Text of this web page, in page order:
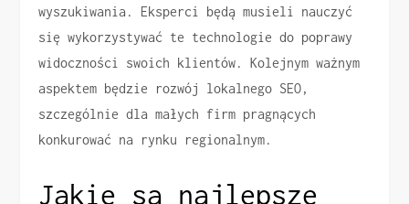
wyszukiwania. Eksperci będą musieli nauczyć
się wykorzystywać te technologie do poprawy
widoczności swoich klientów. Kolejnym ważnym
aspektem będzie rozwój lokalnego SEO,
szczególnie dla małych firm pragnących
konkurować na rynku regionalnym.
Jakie są najlepsze